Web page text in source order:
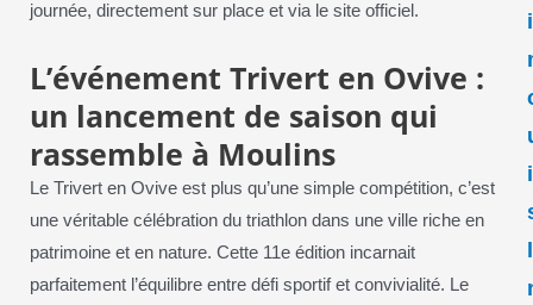
journée, directement sur place et via le site officiel.
L’événement Trivert en Ovive :
un lancement de saison qui
rassemble à Moulins
Le Trivert en Ovive est plus qu’une simple compétition, c’est
une véritable célébration du triathlon dans une ville riche en
patrimoine et en nature. Cette 11e édition incarnait
parfaitement l’équilibre entre défi sportif et convivialité. Le